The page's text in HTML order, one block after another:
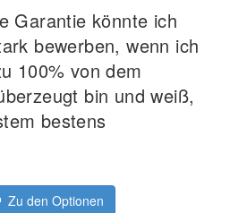
Garantie könnte ich
bewerben, wenn ich
100% von dem
bin und weiß,
bestens
Zu den Optionen